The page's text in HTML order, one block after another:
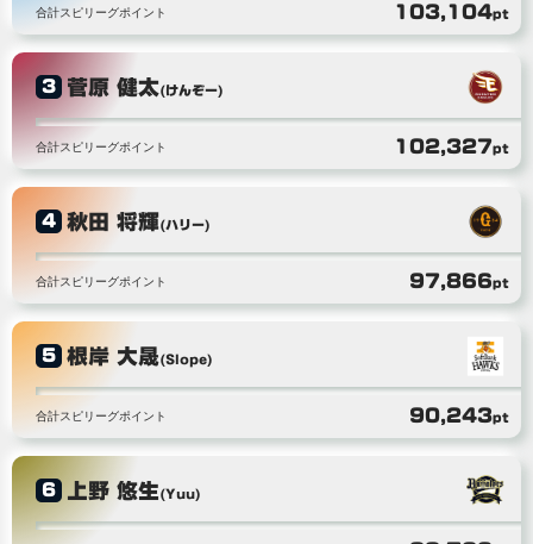
合計スピリーグポイント 103,104pt
3 菅原 健太(けんぞー)
合計スピリーグポイント 102,327pt
4 秋田 将輝(ハリー)
合計スピリーグポイント 97,866pt
5 根岸 大晟(Slope)
合計スピリーグポイント 90,243pt
6 上野 悠生(Yuu)